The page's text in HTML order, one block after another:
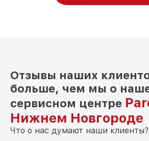
Отзывы наших
больше, чем мы о
сервисном центре
Нижнем Новгороде
Что о нас думают наши клиенты?